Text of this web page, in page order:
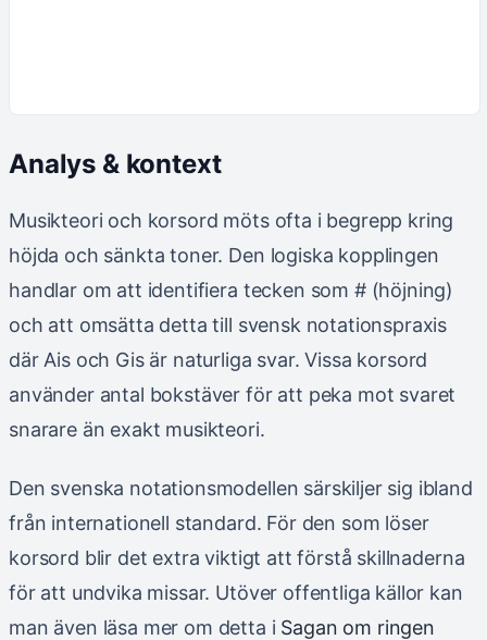
Analys & kontext
Musikteori och korsord möts ofta i begrepp kring
höjda och sänkta toner. Den logiska kopplingen
handlar om att identifiera tecken som # (höjning)
och att omsätta detta till svensk notationspraxis
där Ais och Gis är naturliga svar. Vissa korsord
använder antal bokstäver för att peka mot svaret
snarare än exakt musikteori.
Den svenska notationsmodellen särskiljer sig ibland
från internationell standard. För den som löser
korsord blir det extra viktigt att förstå skillnaderna
för att undvika missar. Utöver offentliga källor kan
man även läsa mer om detta i Sagan om ringen